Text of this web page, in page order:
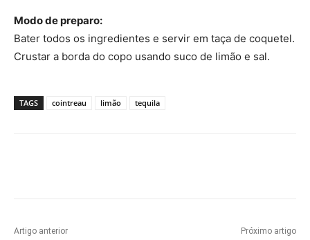
Modo de preparo:
Bater todos os ingredientes e servir em taça de coquetel.
Crustar a borda do copo usando suco de limão e sal.
TAGS cointreau limão tequila
Artigo anterior Próximo artigo